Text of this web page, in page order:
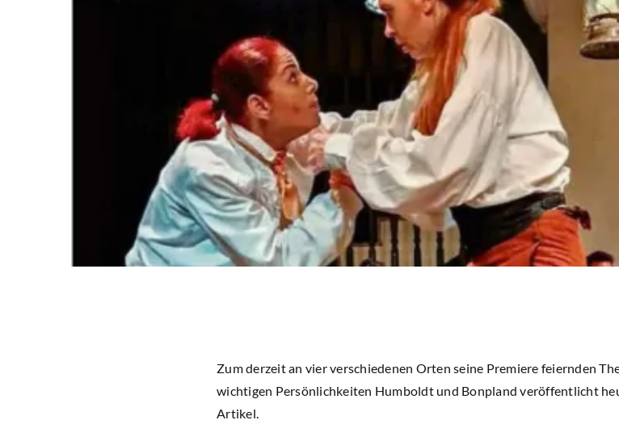
Zum derzeit an vier verschiedenen Orten seine Premiere feiernden
wichtigen Persönlichkeiten Humboldt und Bonpland veröffentlicht
Artikel.